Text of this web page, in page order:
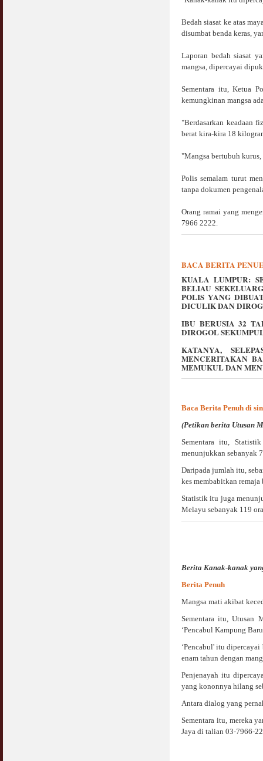
Bedah siasat ke atas
disumbat benda keras,
Laporan bedah siasat
mangsa, dipercayai
Sementara itu, Ketua
kemungkinan mangsa
"Berdasarkan keadaan
berat kira-kira 18
"Mangsa bertubuh
Polis semalam turut
tanpa dokumen
Orang ramai yang
7966 2222.
BACA BERITA
KUALA LUMPUR:
BELIAU
POLIS YANG
DICULIK DAN
IBU BERUSIA 32
DIROGOL
KATANYA,
MENCERITAKAN
MEMUKUL DAN
Baca Berita Penuh di
(Petikan berita Utusan
Sementara itu,
menunjukkan sebanyak
Daripada jumlah itu,
kes membabitkan
Statistik itu juga
Melayu sebanyak 119
Berita Kanak-kanak
Berita Penuh
Mangsa mati akibat
Sementara itu, Utusan
‘Pencabul Kampung
‘Pencabul' itu
enam tahun dengan
Penjenayah itu
yang kononnya hilang
Antara dialog yang
Sementara itu, mereka
Jaya di talian 03-7966-